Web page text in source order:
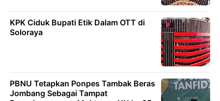
KPK Ciduk Bupati Etik Dalam OTT di
Soloraya
PBNU Tetapkan Ponpes Tambak Beras
Jombang Sebagai Tampat